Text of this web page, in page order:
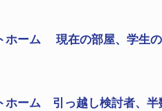
ホーム 現在の部屋、学生の
ホーム 引っ越し検討者、半